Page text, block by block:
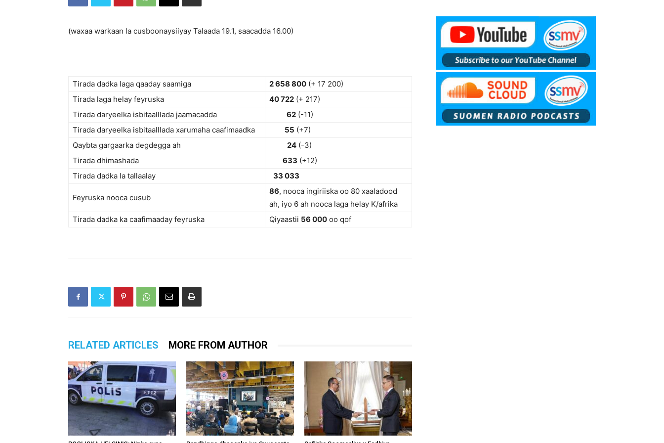
(waxaa warkaan la cusboonaysiiyay Talaada 19.1, saacadda 16.00)
Tirada dadka laga qaaday saamiga 2 658 800 (+ 17 200)
Tirada laga helay feyruska
40 722 (+ 217)
Tirada daryeelka isbitaalllada jaamacadda
62 (-11)
Tirada daryeelka isbitaalllada xarumaha caafimaadka
55 (+7)
Qaybta gargaarka degdegga ah
24 (-3)
Tirada dhimashada
633 (+12)
Tirada dadka la tallaalay
33 033
Feyruska nooca cusub
86, nooca ingiriiska oo 80 xaaladood
ah, iyo 6 ah nooca laga helay K/afrika
Tirada dadka ka caafimaaday feyruska
Qiyaastii 56 000 oo qof
RELATED ARTICLES MORE FROM AUTHOR